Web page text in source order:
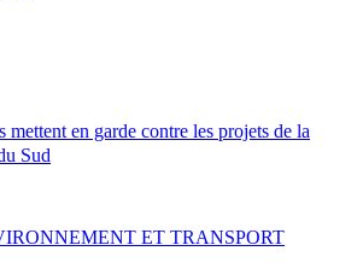
mettent en garde contre les projets de la
Sud
ET TRANSPORT